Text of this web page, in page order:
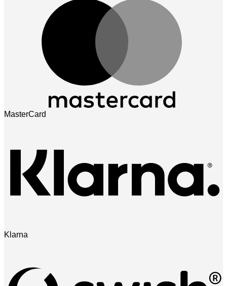
MasterCard
Klarna